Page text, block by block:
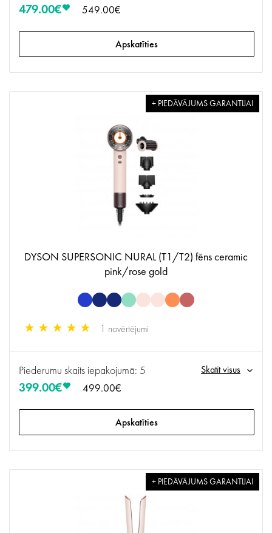
479.00€ 549.00€
Apskatīties
+ PIEDĀVĀJUMS GARANTIJAI
DYSON SUPERSONIC NURAL (T1/T2) fēns ceramic
pink/rose gold
1 novērtējumi
Piederumu skaits iepakojumā: 5 Skatīt visus
399.00€ 499.00€
Apskatīties
+ PIEDĀVĀJUMS GARANTIJAI